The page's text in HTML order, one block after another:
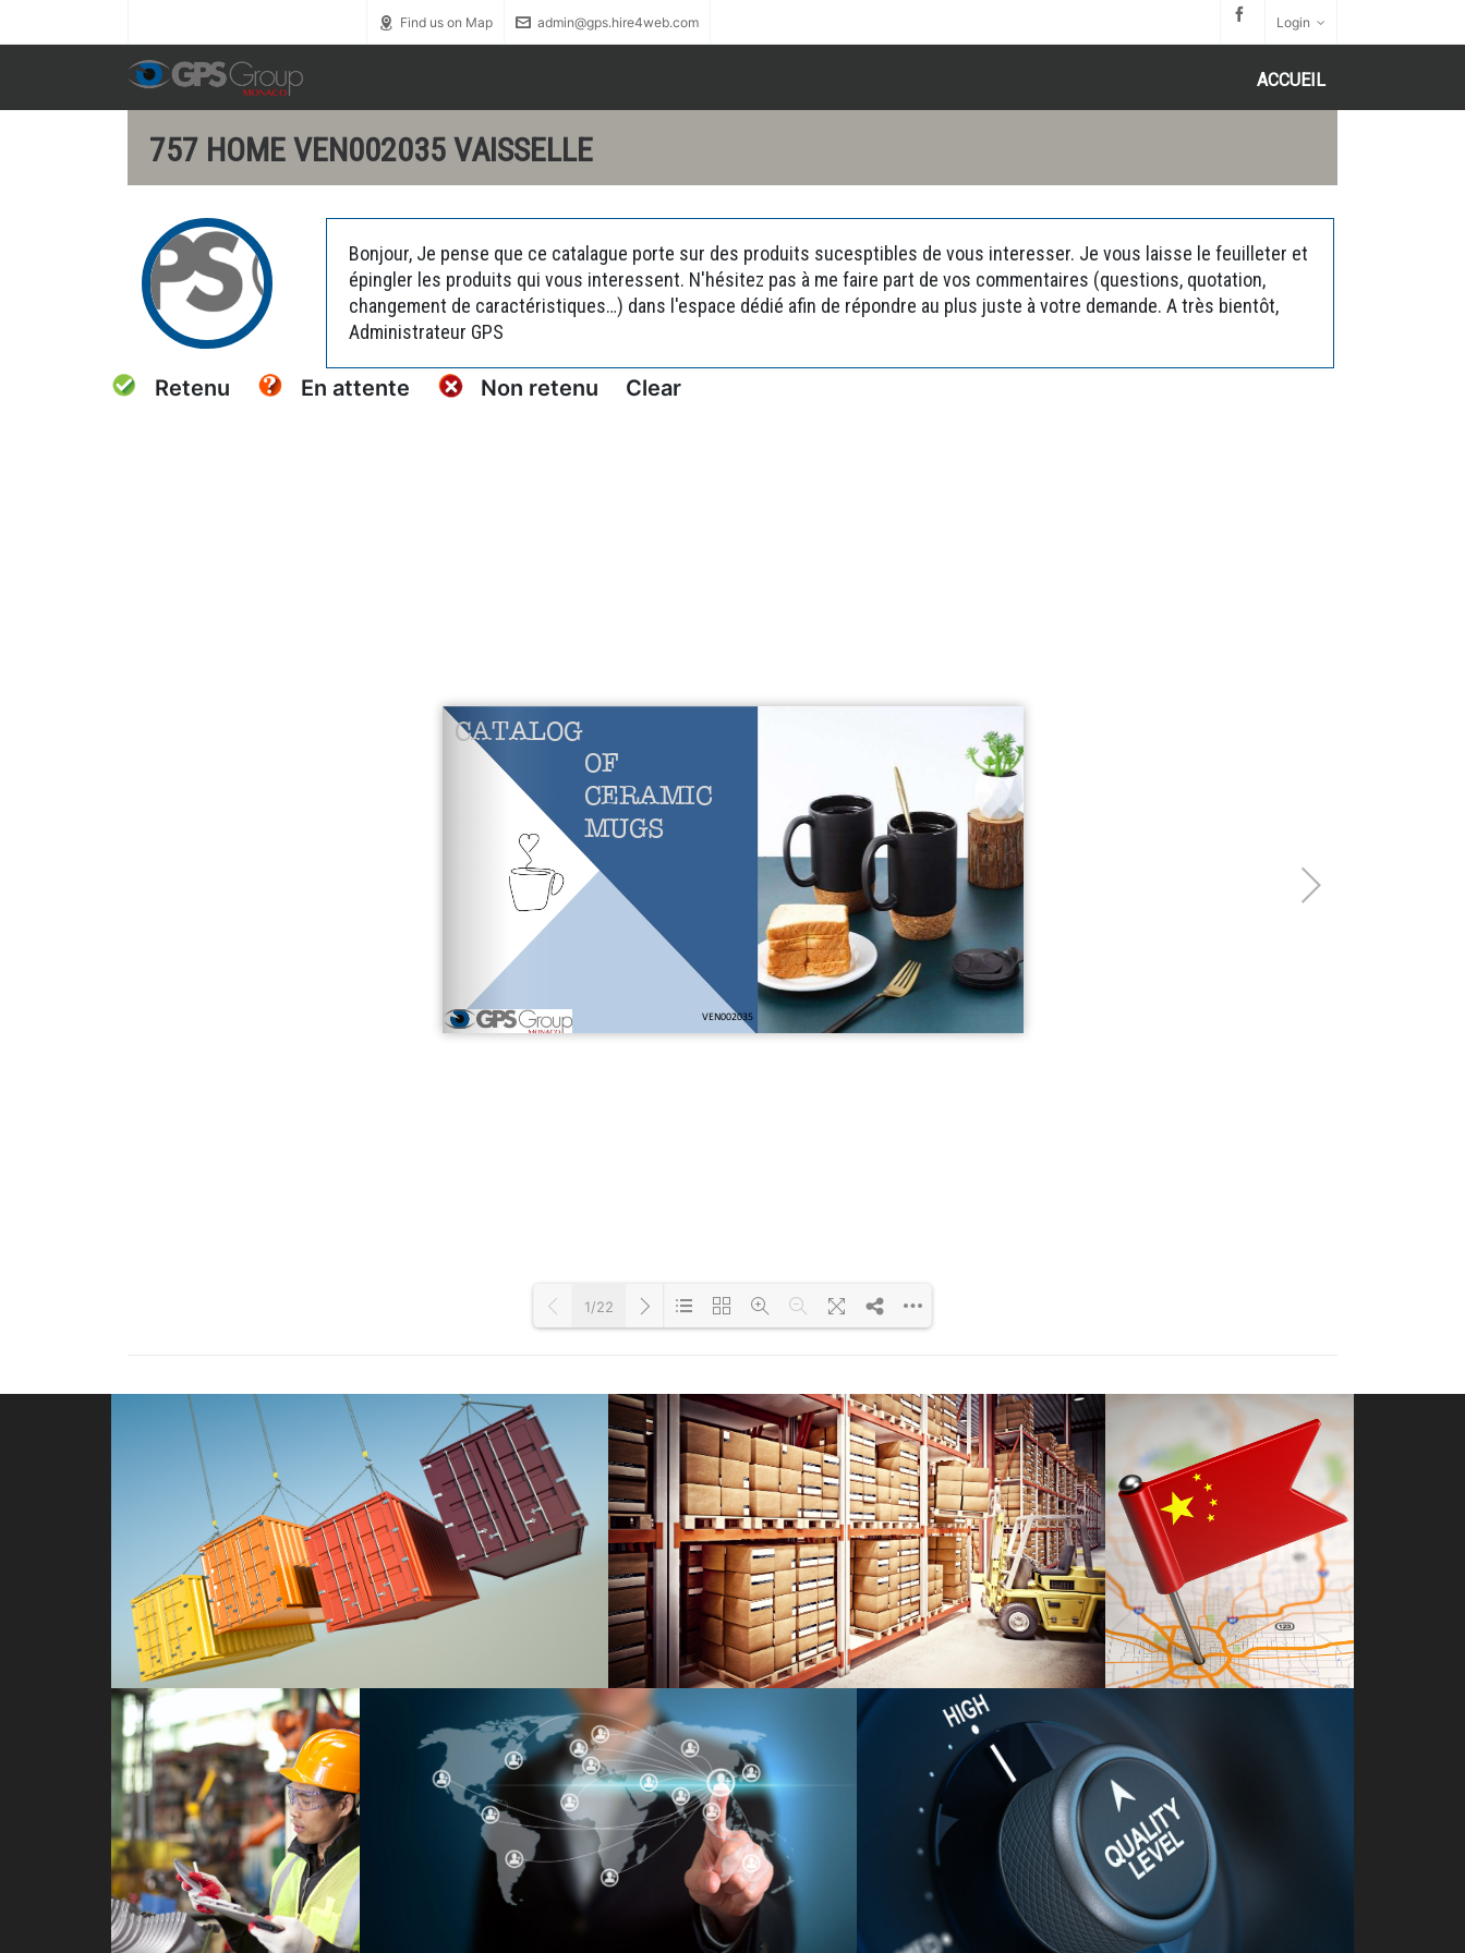
Find us on Map admin@gps.hire4web.com Login
ACCUEIL
757 HOME VEN002035 VAISSELLE
Retenu En attente Non retenu Clear
Bonjour, Je pense que ce catalague porte sur des produits sucesptibles de vous interesser. Je vous laisse le feuilleter et
épingler les produits qui vous interessent. N'hésitez pas à me faire part de vos commentaires (questions, quotation,
changement de caractéristiques…) dans l'espace dédié afin de répondre au plus juste à votre demande. A très bientôt,
Administrateur GPS
1/22